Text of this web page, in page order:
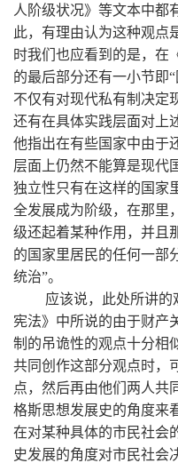
人阶级状况》等文本中都
此，有理由认为这种观点
时我们也应看到的是，在
的最后部分还有一小节即
不仅有对现代私有制决定
还有在具体实践层面对上
他指出在有些国家中由于
层面上仍然不能算是现代
独立性只有在这样的国家
全发展成为阶级，在那里
级还起着某种作用，并且
的国家里居民的任何一部
统治”。
应该说，此处所讲的
宪法》中所说的由于财产
制的吊诡性的观点十分相
共同创作这部分观点时，
点，然后再由他们两人共
格斯思想发展史的角度来
在对某种具体的市民社会
史发展的角度对市民社会